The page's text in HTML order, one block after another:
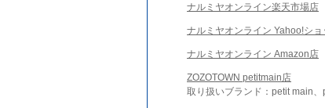
ナルミヤオンライン楽天市場店
ナルミヤオンライン Yahoo!シ
ナルミヤオンライン Amazon店
ZOZOTOWN petitmain店
取り扱いブランド：petit main